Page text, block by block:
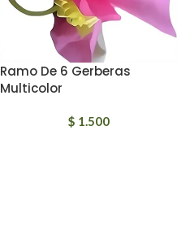
Ramo De 6 Gerberas
Multicolor
$ 1.500